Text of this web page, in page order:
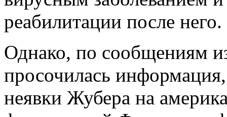
реабилитации после него.
Однако, по сообщениям
просочилась
неявки Жубера на